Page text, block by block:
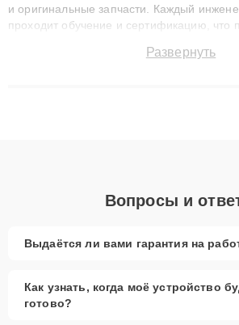
и оригинальные запчасти. Каждый
проходит обучение и сертификацию, что
сохранением гарантии до 3 лет. Наши
Развернуть
Вопросы и
Выдаётся ли вами гарантия на
Как узнать, когда моё устройство
готово?